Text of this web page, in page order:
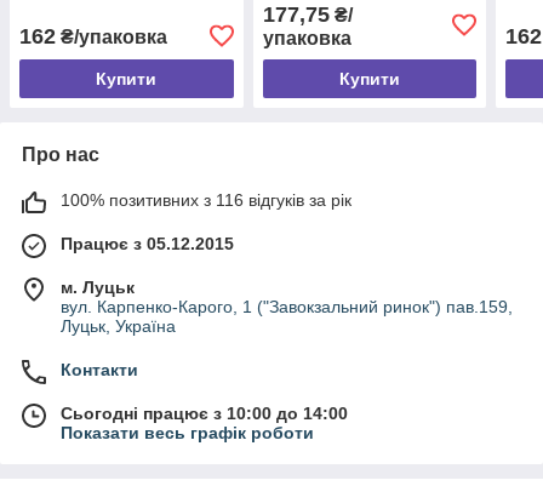
162 ₴/упаковка
Купити
177,75₴/
упаковка
Купити
162
Про нас
100% позитивних з 116 відгуків за рік
Працює з 05.12.2015
м. Луцьк
вул. Карпенко-Карого, 1 ("Завокзальний ринок") пав.159,
Луцьк, Україна
Контакти
Сьогодні працює з 10:00 до 14:00
Показати весь графік роботи